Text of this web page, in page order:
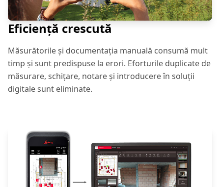
Eficiență crescută
Măsurătorile și documentația manuală consumă mult
timp și sunt predispuse la erori. Eforturile duplicate de
măsurare, schițare, notare și introducere în soluții
digitale sunt eliminate.